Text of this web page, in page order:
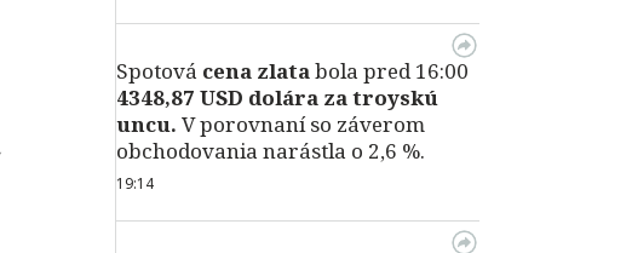
Spotová cena zlatabola pred 16:00
4348,87 USD dolára za troyskú
uncu. V porovnaní so záverom
obchodovania narástla o 2,6 %.
19:14